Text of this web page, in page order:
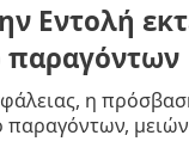
Εντολή
παραγόντων
η
παραγόντων,